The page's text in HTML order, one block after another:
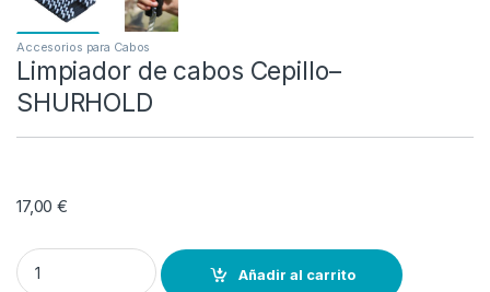
Accesorios para Cabos
Limpiador de cabos Cepillo–
SHURHOLD
17,00€
Limpiador de cabos Cepillo-- SHURHOLD quantity
Añadir al carrito